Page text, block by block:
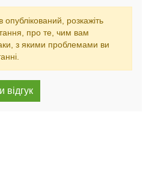
розкажіть
про те, чим вам
з якими проблемами ви